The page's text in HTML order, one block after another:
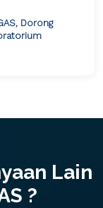
Dorong
Lain
?